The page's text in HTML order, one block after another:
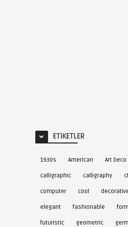
ETIKETLER
1930s American Art Deco
calligraphic calligraphy
computer cool
elegant fashionable
futuristic geometric